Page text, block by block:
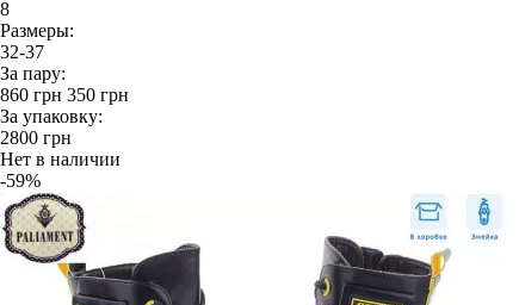
8
Размеры:
32-37
За пару:
860 грн 350 грн
За упаковку:
2800 грн
Нет в наличии
-59%